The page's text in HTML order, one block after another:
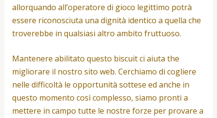
allorquando all’operatore di gioco legittimo potrà
essere riconosciuta una dignità identico a quella che
troverebbe in qualsiasi altro ambito fruttuoso.
Mantenere abilitato questo biscuit ci aiuta the
migliorare il nostro sito web. Cerchiamo di cogliere
nelle difficoltà le opportunità sottese ed anche in
questo momento così complesso, siamo pronti a
mettere in campo tutte le nostre forze per provare a